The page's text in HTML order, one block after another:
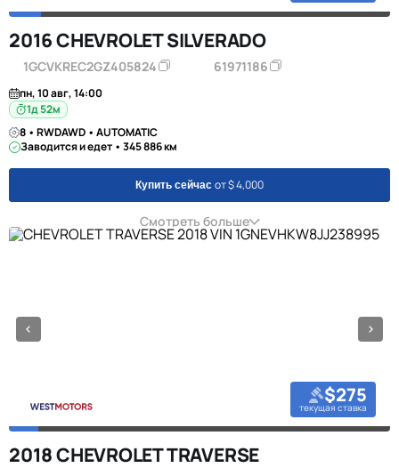
2016 CHEVROLET SILVERADO
1GCVKREC2GZ405824 61971186
пн, 10 авг, 14:00
1д 52м
8 • RWDAWD • AUTOMATIC
Заводится и едет • 345 886 км
Купить сейчас от $ 4,000
Смотреть больше
$275
текущая ставка
2018 CHEVROLET TRAVERSE